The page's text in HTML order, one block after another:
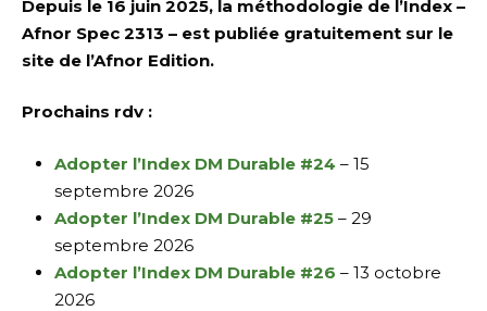
Depuis le 16 juin 2025, la méthodologie de l’Index –
Afnor Spec 2313 – est publiée gratuitement sur le
site de l’Afnor Edition.
Prochains rdv :
Adopter l’Index DM Durable #24 – 15
septembre 2026
Adopter l’Index DM Durable #25 – 29
septembre 2026
Adopter l’Index DM Durable #26 – 13 octobre
2026